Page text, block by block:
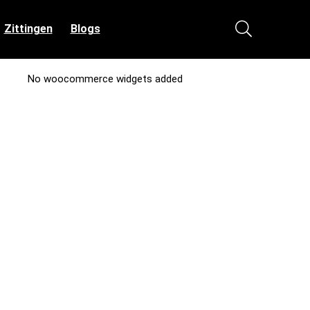
Zittingen Blogs
No woocommerce widgets added